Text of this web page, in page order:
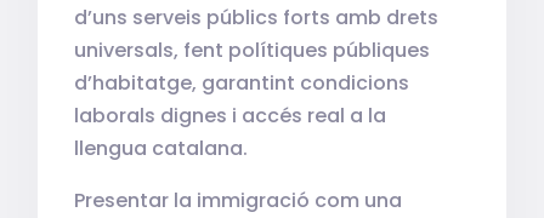
d’uns serveis públics forts amb drets
universals, fent polítiques públiques
d’habitatge, garantint condicions
laborals dignes i accés real a la
llengua catalana.
Presentar la immigració com una